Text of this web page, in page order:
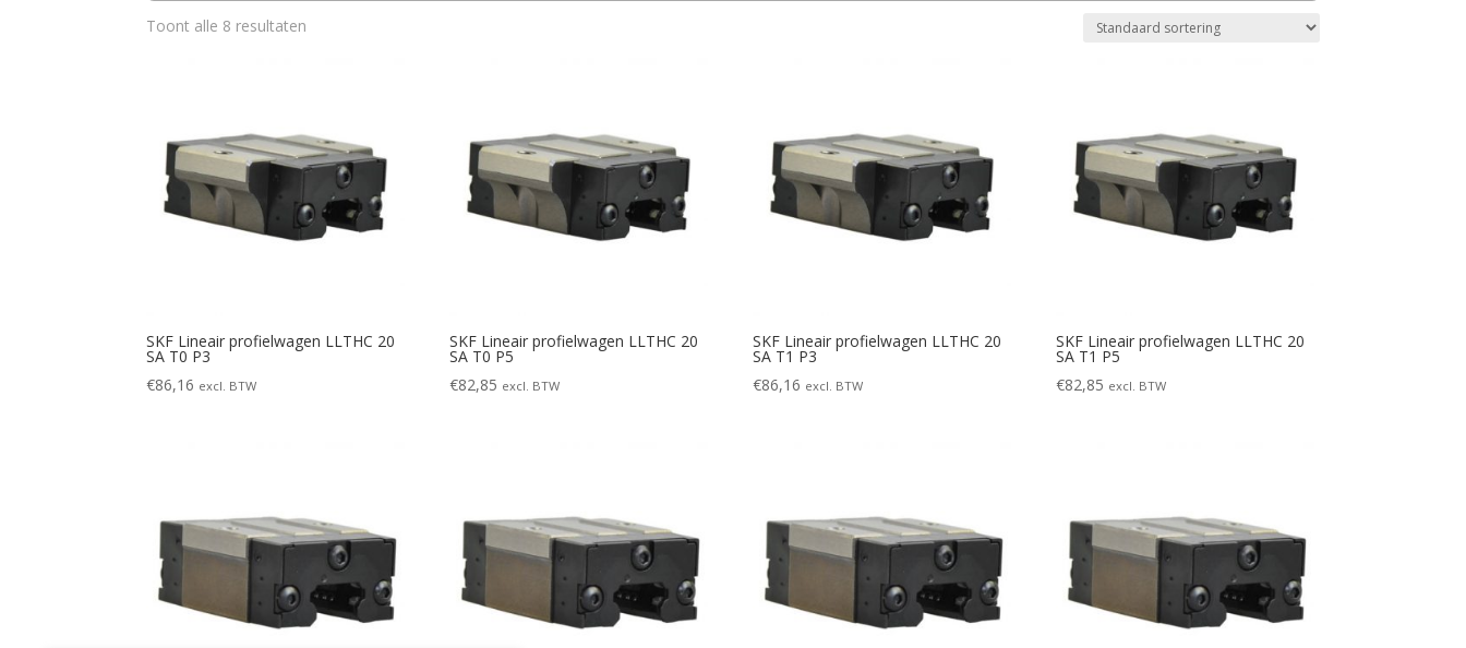
Toont alle 8 resultaten
SKF Lineair profielwagen LLTHC 20
SA T0 P3
€86,16 excl. BTW
SKF Lineair profielwagen LLTHC 20
SA T0 P5
€82,85 excl. BTW
SKF Lineair profielwagen LLTHC 20
SA T1 P3
€86,16 excl. BTW
SKF Lineair profielwagen LLTHC 20
SA T1 P5
€82,85 excl. BTW